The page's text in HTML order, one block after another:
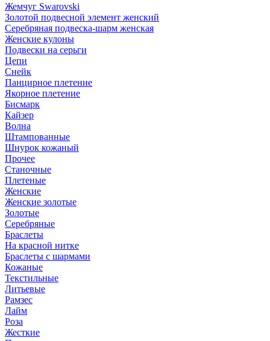
Жемчуг Swarovski
Золотой подвесной элемент женcкий
Серебряная подвеска-шарм женская
Женские кулоны
Подвески на серьги
Цепи
Снейк
Панцирное плетение
Якорное плетение
Бисмарк
Кайзер
Волна
Штампованные
Шнурок кожаный
Прочее
Станочные
Плетеные
Женские
Женские золотые
Золотые
Серебряные
Браслеты
На красной нитке
Браслеты с шармами
Кожаные
Текстильные
Литьевые
Рамзес
Лайм
Роза
Жесткие